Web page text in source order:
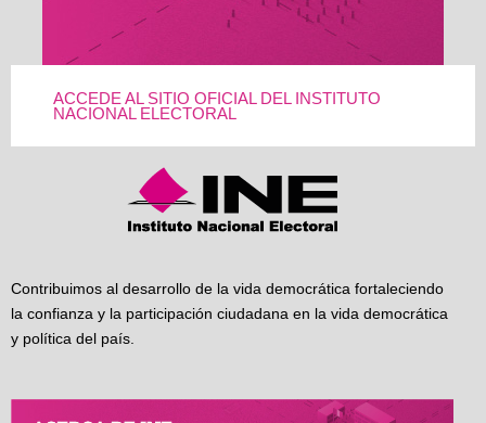
ACCEDE AL SITIO OFICIAL DEL INSTITUTO
NACIONAL ELECTORAL
Contribuimos al desarrollo de la vida democrática fortaleciendo
la confianza y la participación ciudadana en la vida democrática
y política del país.